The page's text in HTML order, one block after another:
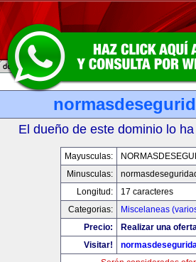
El dueño de este dominio lo
Mayusculas:
Minusculas:
Longitud:
17 caracteres
Categorias:
Miscelaneas
Precio:
Realizar una
Visitar!